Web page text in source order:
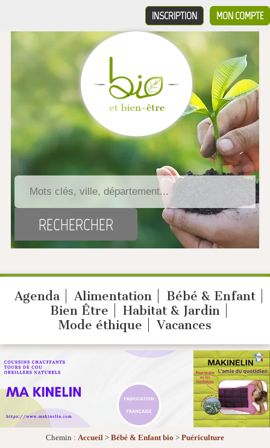
MON COMPTE
INSCRIPTION
Agenda Alimentation
Bébé & Enfant
Bien Être
Habitat & Jardin
Mode éthique
Vacances
Chemin : Accueil > Bébé & Enfant bio > Puériculture